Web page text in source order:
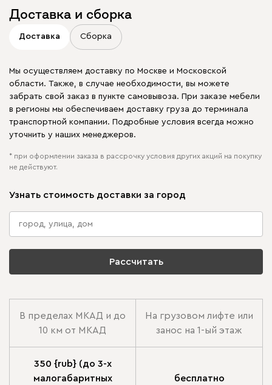
Доставка и сборка
Доставка Сборка
Мы осуществляем доставку по Москве и Московской
области. Также, в случае необходимости, вы можете
забрать свой заказ в пункте самовывоза. При заказе мебели
в регионы мы обеспечиваем доставку груза до терминала
транспортной компании. Подробные условия всегда можно
уточнить у наших менеджеров.
* при оформлении заказа в рассрочку условия других акций на покупку
не действуют.
Узнать стоимость доставки за город
Рассчитать
В пределах МКАД и до
10 км от МКАД
На грузовом лифте или
занос на 1-ый этаж
350 {rub} (до 3-х
малогабаритных
бесплатно